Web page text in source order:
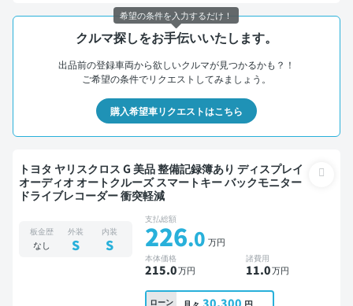
クルマ探しをお手伝いいたします。
出品前の登録車両から欲しいクルマが見つかるかも？！
ご希望の条件でリクエストしてみましょう。
購入希望車リクエストはこちら
トヨタ ヤリスクロス G 美品 整備記録簿あり ディスプレイ
オーディオ オートクルーズ スマートキー バックモニター
ドライブレコーダー 衝突軽減
板金歴
なし
外装
S
内装
S
支払総額
226.0 万円
本体価格
215.0万円
諸費用
11.0万円
ローン 30,300
希望の条件を入力するだけ！